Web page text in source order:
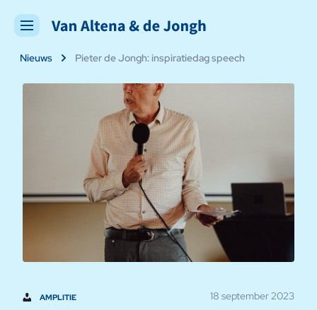
Nieuws Pieter de Jongh: inspiratiedag speech
AMPLITIE 18 september 2023